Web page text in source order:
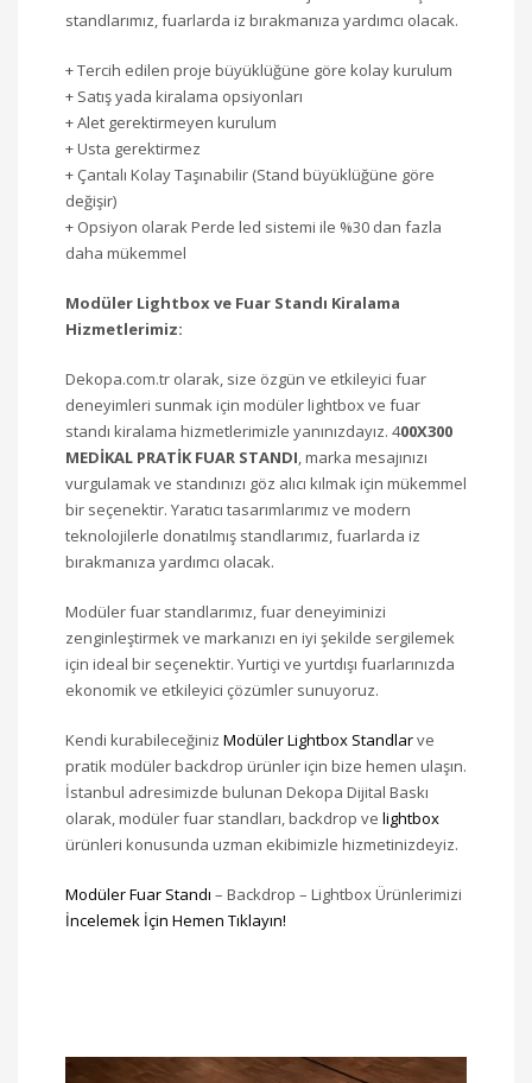
standlarımız, fuarlarda iz bırakmanıza yardımcı olacak.
+ Tercih edilen proje büyüklüğüne göre kolay kurulum
+ Satış yada kiralama opsiyonları
+ Alet gerektirmeyen kurulum
+ Usta gerektirmez
+ Çantalı Kolay Taşınabilir (Stand büyüklüğüne göre
değişir)
+ Opsiyon olarak Perde led sistemi ile %30 dan fazla
daha mükemmel
Modüler Lightbox ve Fuar Standı Kiralama
Hizmetlerimiz:
Dekopa.com.tr olarak, size özgün ve etkileyici fuar
deneyimleri sunmak için modüler lightbox ve fuar
standı kiralama hizmetlerimizle yanınızdayız. 400X300
MEDİKAL PRATİK FUAR STANDI , marka mesajınızı
vurgulamak ve standınızı göz alıcı kılmak için mükemmel
bir seçenektir. Yaratıcı tasarımlarımız ve modern
teknolojilerle donatılmış standlarımız, fuarlarda iz
bırakmanıza yardımcı olacak.
Modüler fuar standlarımız, fuar deneyiminizi
zenginleştirmek ve markanızı en iyi şekilde sergilemek
için ideal bir seçenektir. Yurtiçi ve yurtdışı fuarlarınızda
ekonomik ve etkileyici çözümler sunuyoruz.
Kendi kurabileceğiniz Modüler Lightbox Standlarve
pratik modüler backdrop ürünler için bize hemen ulaşın.
İstanbul adresimizde bulunan Dekopa Dijital Baskı
olarak, modüler fuar standları, backdrop ve lightbox
ürünleri konusunda uzman ekibimizle hizmetinizdeyiz.
Modüler Fuar Standı – Backdrop – Lightbox Ürünlerimizi
İncelemek İçin Hemen Tıklayın!